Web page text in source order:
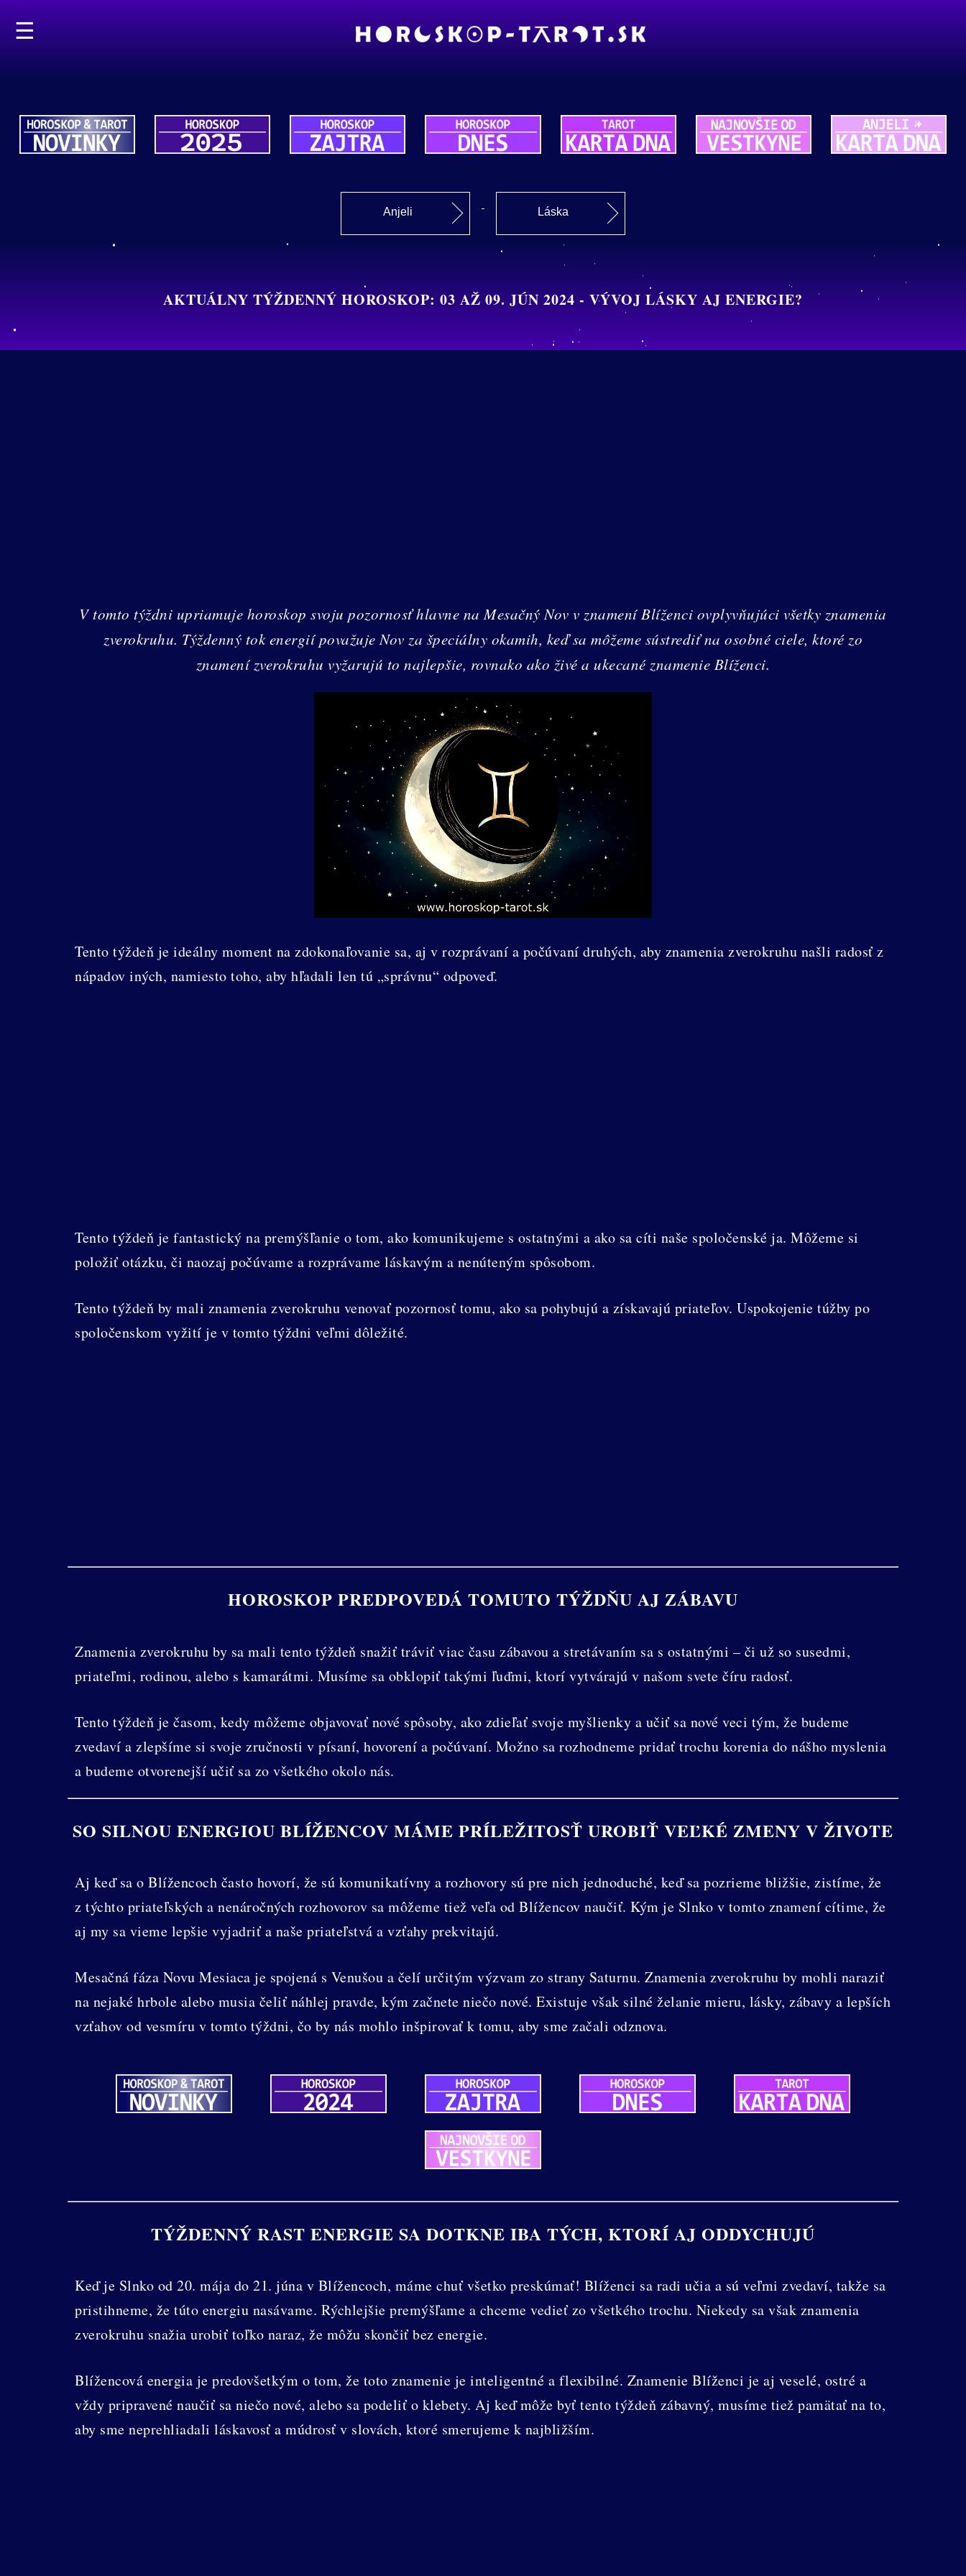
☰
Anjeli Láska
AKTUÁLNY TÝŽDENNÝ HOROSKOP: 03 AŽ 09. JÚN 2024 - VÝVOJ LÁSKY AJ ENERGIE?
V tomto týždni upriamuje horoskop svoju pozornosť hlavne na Mesačný Nov v znamení Blíženci ovplyvňujúci všetky znamenia
zverokruhu. Týždenný tok energií považuje Nov za špeciálny okamih, keď sa môžeme sústrediť na osobné ciele, ktoré zo
znamení zverokruhu vyžarujú to najlepšie, rovnako ako živé a ukecané znamenie Blíženci.
Tento týždeň je ideálny moment na zdokonaľovanie sa, aj v rozprávaní a počúvaní druhých, aby znamenia zverokruhu našli radosť z
nápadov iných, namiesto toho, aby hľadali len tú „správnu“ odpoveď.
Tento týždeň je fantastický na premýšľanie o tom, ako komunikujeme s ostatnými a ako sa cíti naše spoločenské ja. Môžeme si
položiť otázku, či naozaj počúvame a rozprávame láskavým a nenúteným spôsobom.
Tento týždeň by mali znamenia zverokruhu venovať pozornosť tomu, ako sa pohybujú a získavajú priateľov. Uspokojenie túžby po
spoločenskom vyžití je v tomto týždni veľmi dôležité.
HOROSKOP PREDPOVEDÁ TOMUTO TÝŽDŇU AJ ZÁBAVU
Znamenia zverokruhu by sa mali tento týždeň snažiť tráviť viac času zábavou a stretávaním sa s ostatnými – či už so susedmi,
priateľmi, rodinou, alebo s kamarátmi. Musíme sa obklopiť takými ľuďmi, ktorí vytvárajú v našom svete číru radosť.
Tento týždeň je časom, kedy môžeme objavovať nové spôsoby, ako zdieľať svoje myšlienky a učiť sa nové veci tým, že budeme
zvedaví a zlepšíme si svoje zručnosti v písaní, hovorení a počúvaní. Možno sa rozhodneme pridať trochu korenia do nášho myslenia
a budeme otvorenejší učiť sa zo všetkého okolo nás.
SO SILNOU ENERGIOU BLÍŽENCOV MÁME PRÍLEŽITOSŤ UROBIŤ VEĽKÉ ZMENY V ŽIVOTE
Aj keď sa o Blížencoch často hovorí, že sú komunikatívny a rozhovory sú pre nich jednoduché, keď sa pozrieme bližšie, zistíme, že
z týchto priateľských a nenáročných rozhovorov sa môžeme tiež veľa od Blížencov naučiť. Kým je Slnko v tomto znamení cítime, že
aj my sa vieme lepšie vyjadriť a naše priateľstvá a vzťahy prekvitajú.
Mesačná fáza Novu Mesiaca je spojená s Venušou a čelí určitým výzvam zo strany Saturnu. Znamenia zverokruhu by mohli naraziť
na nejaké hrbole alebo musia čeliť náhlej pravde, kým začnete niečo nové. Existuje však silné želanie mieru, lásky, zábavy a lepších
vzťahov od vesmíru v tomto týždni, čo by nás mohlo inšpirovať k tomu, aby sme začali odznova.
TÝŽDENNÝ RAST ENERGIE SA DOTKNE IBA TÝCH, KTORÍ AJ ODDYCHUJÚ
Keď je Slnko od 20. mája do 21. júna v Blížencoch, máme chuť všetko preskúmať! Blíženci sa radi učia a sú veľmi zvedaví, takže sa
pristihneme, že túto energiu nasávame. Rýchlejšie premýšľame a chceme vedieť zo všetkého trochu. Niekedy sa však znamenia
zverokruhu snažia urobiť toľko naraz, že môžu skončiť bez energie.
Blížencová energia je predovšetkým o tom, že toto znamenie je inteligentné a flexibilné. Znamenie Blíženci je aj veselé, ostré a
vždy pripravené naučiť sa niečo nové, alebo sa podeliť o klebety. Aj keď môže byť tento týždeň zábavný, musíme tiež pamätať na to,
aby sme neprehliadali láskavosť a múdrosť v slovách, ktoré smerujeme k najbližším.